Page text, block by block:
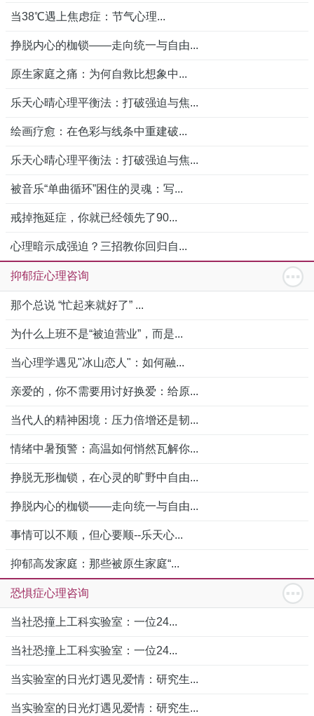
当38℃遇上焦虑症：节气心理...
挣脱内心的枷锁——走向统一与自由...
原生家庭之痛：为何自救比想象中...
乐天心晴心理平衡法：打破强迫与焦...
绘画疗愈：在色彩与线条中重建破...
乐天心晴心理平衡法：打破强迫与焦...
被音乐“单曲循环”困住的灵魂：写...
戒掉拖延症，你就已经领先了90...
心理暗示成强迫？三招教你回归自...
抑郁症心理咨询
那个总说 “忙起来就好了” ...
为什么上班不是“被迫营业”，而是...
当心理学遇见"冰山恋人"：如何融...
亲爱的，你不需要用讨好换爱：给原...
当代人的精神困境：压力倍增还是韧...
情绪中暑预警：高温如何悄然瓦解你...
挣脱无形枷锁，在心灵的旷野中自由...
挣脱内心的枷锁——走向统一与自由...
事情可以不顺，但心要顺--乐天心...
抑郁高发家庭：那些被原生家庭“...
恐惧症心理咨询
当社恐撞上工科实验室：一位24...
当社恐撞上工科实验室：一位24...
当实验室的日光灯遇见爱情：研究生...
当实验室的日光灯遇见爱情：研究生...